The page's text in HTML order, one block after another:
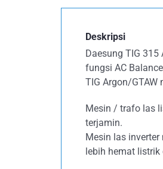
Deskripsi
Daesung TIG
fungsi AC
TIG Argon/GTAW
Mesin / trafo las
terjamin.
Mesin las
lebih hemat listrik